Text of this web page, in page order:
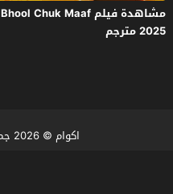
مشاهدة فيلم Bhool Chuk Maaf
2025 مترجم
اكوام © 2026 جميع الحقوق محفوظة.